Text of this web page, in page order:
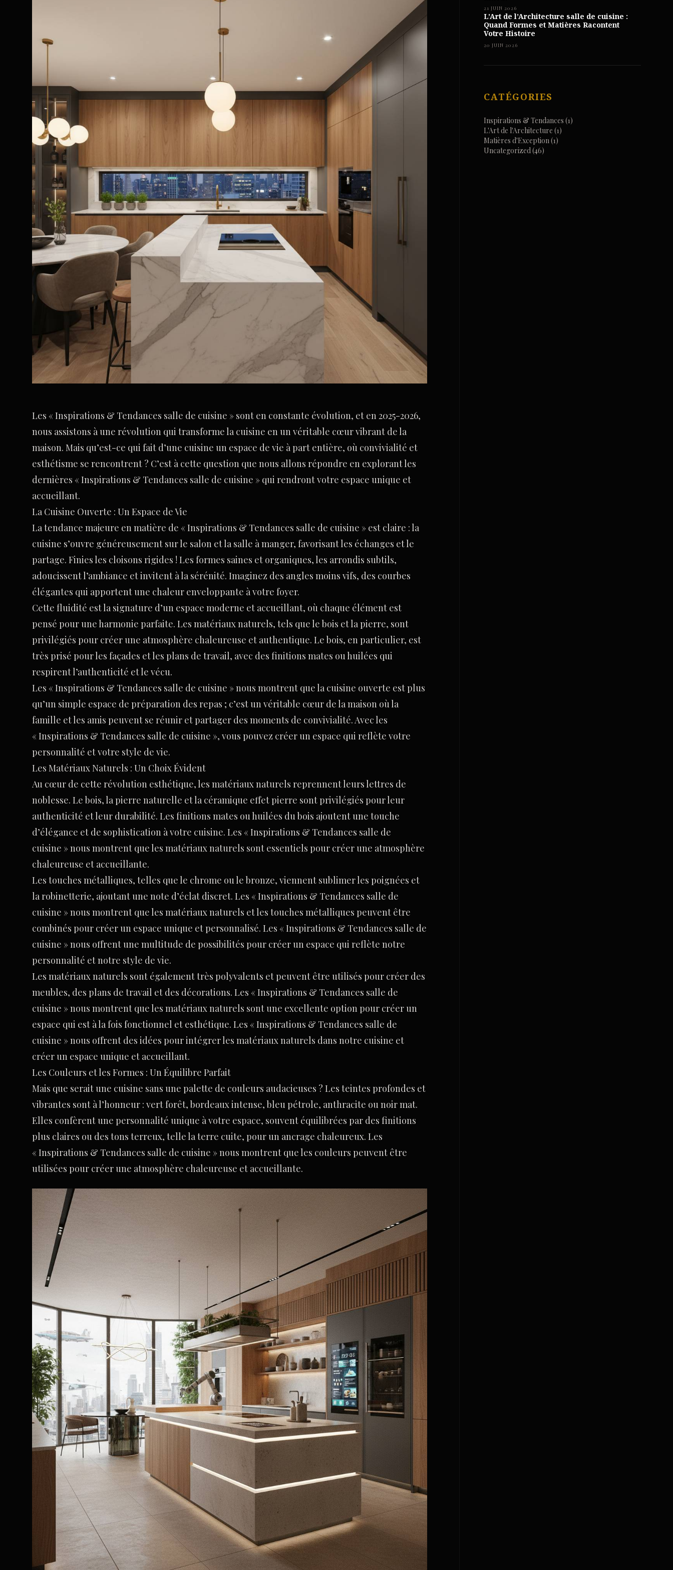
Les « Inspirations & Tendances salle de cuisine » sont en constante évolution, et en 2025-2026,
nous assistons à une révolution qui transforme la cuisine en un véritable cœur vibrant de la
maison. Mais qu’est-ce qui fait d’une cuisine un espace de vie à part entière, où convivialité et
esthétisme se rencontrent ? C’est à cette question que nous allons répondre en explorant les
dernières « Inspirations & Tendances salle de cuisine » qui rendront votre espace unique et
accueillant.
La Cuisine Ouverte : Un Espace de Vie
La tendance majeure en matière de « Inspirations & Tendances salle de cuisine » est claire : la
cuisine s’ouvre généreusement sur le salon et la salle à manger, favorisant les échanges et le
partage. Finies les cloisons rigides ! Les formes saines et organiques, les arrondis subtils,
adoucissent l’ambiance et invitent à la sérénité. Imaginez des angles moins vifs, des courbes
élégantes qui apportent une chaleur enveloppante à votre foyer.
Cette fluidité est la signature d’un espace moderne et accueillant, où chaque élément est
pensé pour une harmonie parfaite. Les matériaux naturels, tels que le bois et la pierre, sont
privilégiés pour créer une atmosphère chaleureuse et authentique. Le bois, en particulier, est
très prisé pour les façades et les plans de travail, avec des finitions mates ou huilées qui
respirent l’authenticité et le vécu.
Les « Inspirations & Tendances salle de cuisine » nous montrent que la cuisine ouverte est plus
qu’un simple espace de préparation des repas ; c’est un véritable cœur de la maison où la
famille et les amis peuvent se réunir et partager des moments de convivialité. Avec les
« Inspirations & Tendances salle de cuisine », vous pouvez créer un espace qui reflète votre
personnalité et votre style de vie.
Les Matériaux Naturels : Un Choix Évident
Au cœur de cette révolution esthétique, les matériaux naturels reprennent leurs lettres de
noblesse. Le bois, la pierre naturelle et la céramique effet pierre sont privilégiés pour leur
authenticité et leur durabilité. Les finitions mates ou huilées du bois ajoutent une touche
d’élégance et de sophistication à votre cuisine. Les « Inspirations & Tendances salle de
cuisine » nous montrent que les matériaux naturels sont essentiels pour créer une atmosphère
chaleureuse et accueillante.
Les touches métalliques, telles que le chrome ou le bronze, viennent sublimer les poignées et
la robinetterie, ajoutant une note d’éclat discret. Les « Inspirations & Tendances salle de
cuisine » nous montrent que les matériaux naturels et les touches métalliques peuvent être
combinés pour créer un espace unique et personnalisé. Les « Inspirations & Tendances salle de
cuisine » nous offrent une multitude de possibilités pour créer un espace qui reflète notre
personnalité et notre style de vie.
Les matériaux naturels sont également très polyvalents et peuvent être utilisés pour créer des
meubles, des plans de travail et des décorations. Les « Inspirations & Tendances salle de
cuisine » nous montrent que les matériaux naturels sont une excellente option pour créer un
espace qui est à la fois fonctionnel et esthétique. Les « Inspirations & Tendances salle de
cuisine » nous offrent des idées pour intégrer les matériaux naturels dans notre cuisine et
créer un espace unique et accueillant.
Les Couleurs et les Formes : Un Équilibre Parfait
Mais que serait une cuisine sans une palette de couleurs audacieuses ? Les teintes profondes et
vibrantes sont à l’honneur : vert forêt, bordeaux intense, bleu pétrole, anthracite ou noir mat.
Elles confèrent une personnalité unique à votre espace, souvent équilibrées par des finitions
plus claires ou des tons terreux, telle la terre cuite, pour un ancrage chaleureux. Les
« Inspirations & Tendances salle de cuisine » nous montrent que les couleurs peuvent être
utilisées pour créer une atmosphère chaleureuse et accueillante.
21 JUIN 2026
L’Art de l’Architecture salle de cuisine :
Quand Formes et Matières Racontent
Votre Histoire
20 JUIN 2026
CATÉGORIES
Inspirations & Tendances (1)
L'Art de l'Architecture (1)
Matières d'Exception(1)
Uncategorized(46)